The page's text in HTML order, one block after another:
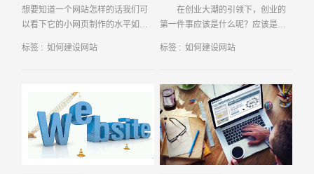
想要知道一个网站怎样的话我们可
以看下它的小网页制作的水平如
吸引用户来观察体验。如果没有推
标签 : 如何建设网站
在创业大潮的引领下，创业的
第一件事应该是什么呢？应该是打
理大家都明白，但是不知道如何实
标签 : 如何建设网站
请输入您的公司名称 名字